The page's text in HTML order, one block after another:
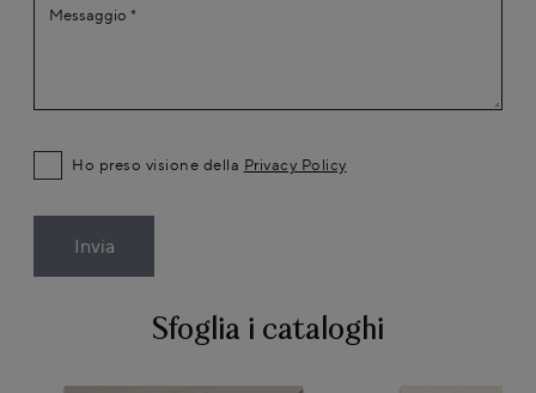
Sfoglia i cataloghi
Ho preso visione della Privacy Policy
Invia